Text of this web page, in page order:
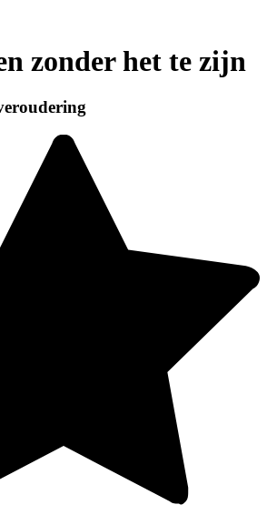
zonder het te zijn